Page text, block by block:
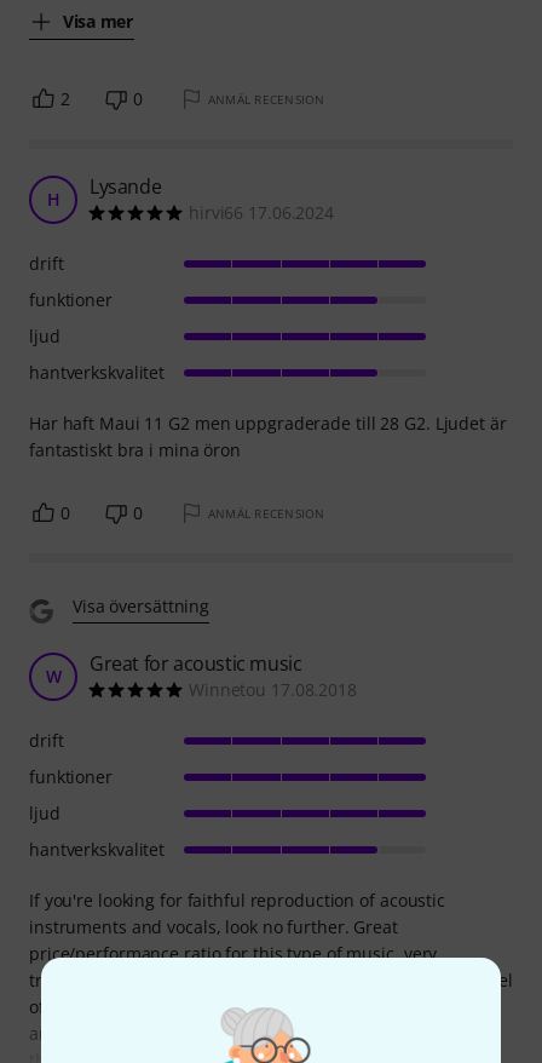
Visa mer
2 0 ANMÄL RECENSION
H Lysande
hirvi66 17.06.2024
Har haft Maui 11 G2 men uppgraderade till 28 G2. Ljudet är
fantastiskt bra i mina öron
drift
funktioner
ljud
hantverkskvalitet
0 0 ANMÄL RECENSION
Visa översättning
W Great for acoustic music
Winnetou 17.08.2018
If you're looking for faithful reproduction of acoustic
instruments and vocals, look no further. Great
price/performance ratio for this type of music, very
transparent sound, and we were shocked by the sound level
of the set. Our aim was to set the set for linear response,
and the sub pot on the system was left on about 10:00 for
drift
funktioner
ljud
hantverkskvalitet